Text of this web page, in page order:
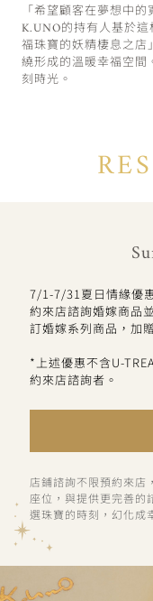
「希望顧客在夢想中
K.UNO的持有人基於
福珠寶的妖精棲息之
繞形成的溫暖幸福空間
刻時光。
7/1-7/31夏日情緣優
約來店諮詢婚嫁商品
訂婚嫁系列商品，加
*上述優惠不含U-
約來店諮詢者。
店鋪諮詢不限預約來店
座位，與提供更完善的
選珠寶的時刻，幻化成